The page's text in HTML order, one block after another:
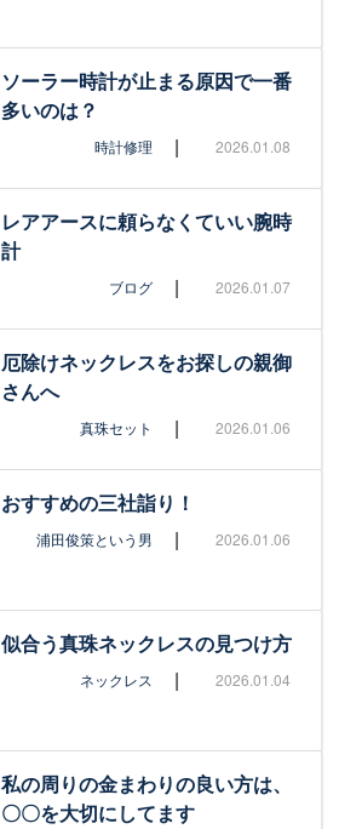
ソーラー時計が止まる原因で一番
多いのは？
時計修理 | 2026.01.08
レアアースに頼らなくていい腕時
計
ブログ | 2026.01.07
厄除けネックレスをお探しの親御
さんへ
真珠セット | 2026.01.06
おすすめの三社詣り！
浦田俊策という男 | 2026.01.06
似合う真珠ネックレスの見つけ方
ネックレス | 2026.01.04
私の周りの金まわりの良い方は、
〇〇を大切にしてます